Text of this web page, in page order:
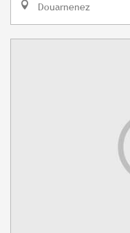
Douarnenez